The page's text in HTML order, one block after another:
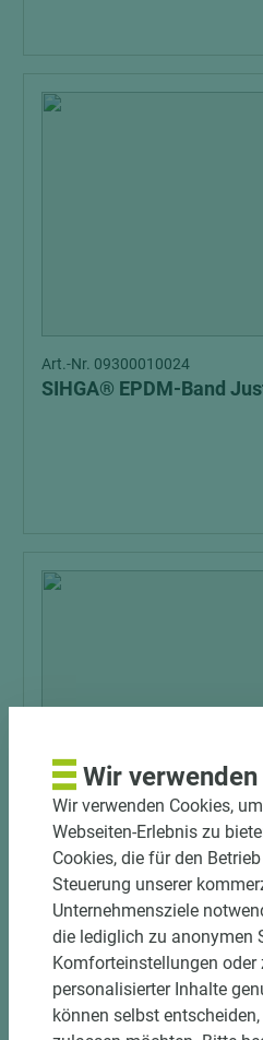
Art.-Nr. 09300010024
SIHGA® EPDM-Band
Art.-Nr. 09300010023
SIHGA® EPDM-Band
Wir
Wir verwenden Cookies,
Webseiten-Erlebnis zu
Cookies, die für den
Steuerung unserer
Unternehmensziele
die lediglich zu anonymen
Komforteinstellungen oder
personalisierter Inhalte
können selbst